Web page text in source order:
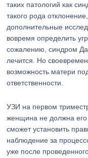
таких патологий как
такого рода
дополнительные
вовремя определить
сожалению, синдром
лечится. Но
возможность матери
ответственности.
УЗИ на первом
женщина не должна его
сможет установить
наблюдение за
уже после